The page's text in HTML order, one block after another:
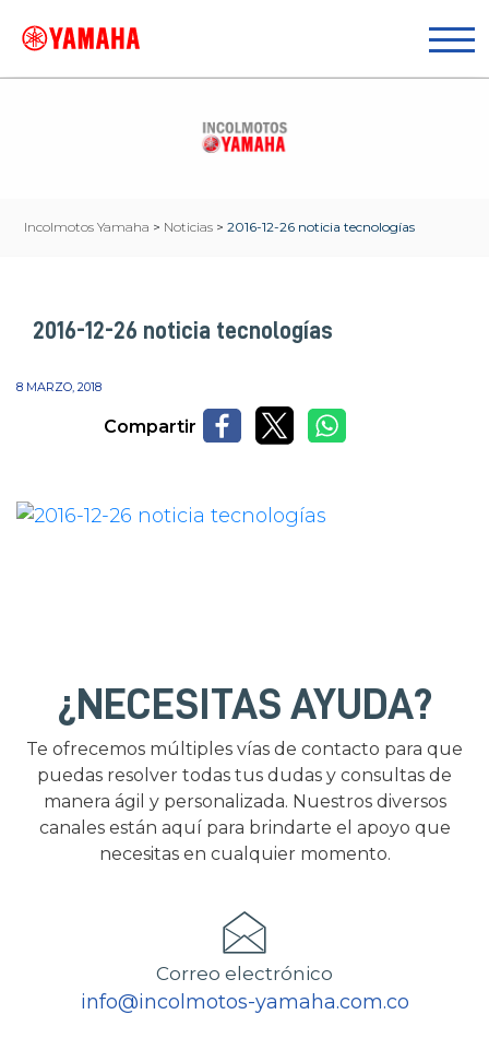
Incolmotos Yamaha > Noticias > 2016-12-26 noticia tecnologías
2016-12-26 noticia tecnologías
8 MARZO, 2018
Compartir
¿NECESITAS AYUDA?
Te ofrecemos múltiples vías de contacto para que
puedas resolver todas tus dudas y consultas de
manera ágil y personalizada. Nuestros diversos
canales están aquí para brindarte el apoyo que
necesitas en cualquier momento.
Correo electrónico
info@incolmotos-yamaha.com.co